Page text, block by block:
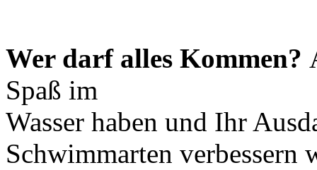
Wer darf alles Kommen?
Spaß im
Wasser haben und Ihr
Schwimmarten verbessern